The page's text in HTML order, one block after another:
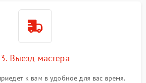
3. Выезд мастера
к вам в удобное для вас время.